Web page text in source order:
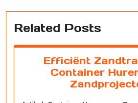
Related Posts
Efficiënt
Container